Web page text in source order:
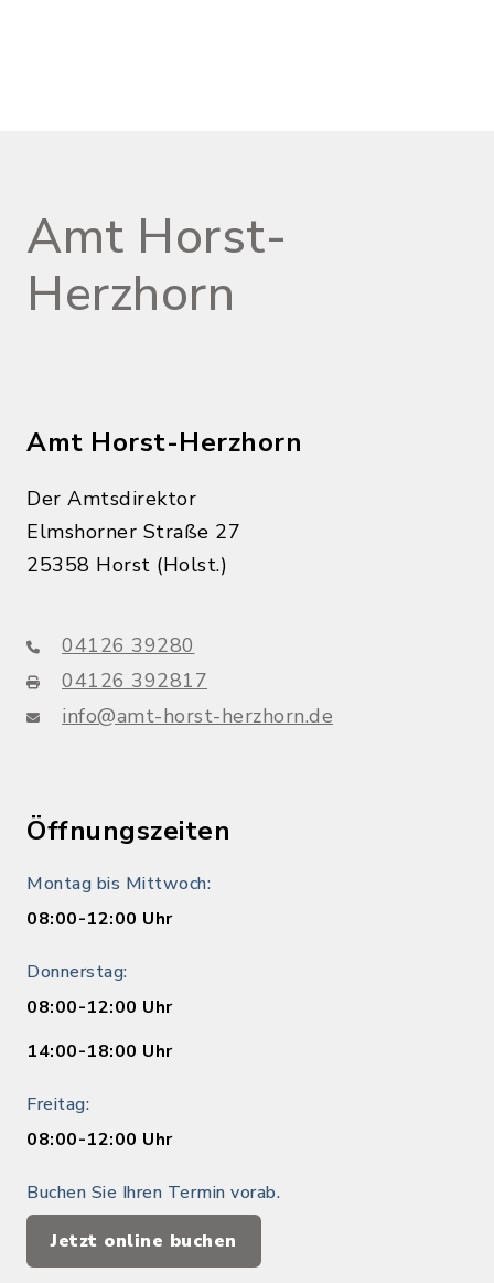
Amt Horst-
Herzhorn
Amt Horst-Herzhorn
Der Amtsdirektor
Elmshorner Straße 27
25358 Horst (Holst.)
04126 39280
04126 392817
info@amt-horst-herzhorn.de
Öffnungszeiten
Montag bis Mittwoch:
08:00-12:00 Uhr
Donnerstag:
08:00-12:00 Uhr
14:00-18:00 Uhr
Freitag:
08:00-12:00 Uhr
Buchen Sie Ihren Termin vorab.
Jetzt online buchen